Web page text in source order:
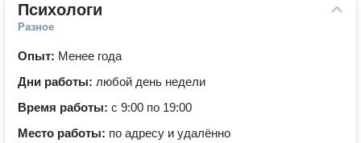
Психологи
Разное
Опыт: Менее года
Дни работы: любой день недели
Время работы: с 9:00 по 19:00
Место работы: по адресу и удалённо